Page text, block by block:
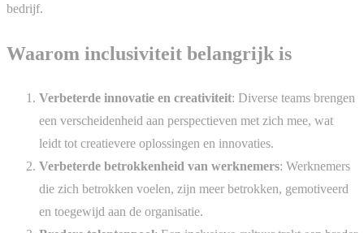
bedrijf.
Waarom inclusiviteit belangrijk is
Verbeterde innovatie en creativiteit: Diverse teams brengen
een verscheidenheid aan perspectieven met zich mee, wat
leidt tot creatievere oplossingen en innovaties.
Verbeterde betrokkenheid van werknemers: Werknemers
die zich betrokken voelen, zijn meer betrokken, gemotiveerd
en toegewijd aan de organisatie.